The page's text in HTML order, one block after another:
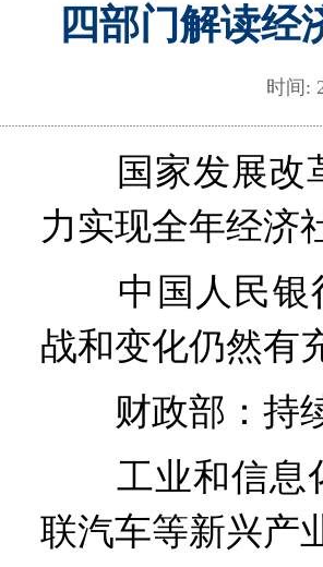
四部门解读经
时间:
国家发展改革
力实现全年经济
中国人民银
战和变化仍然有
财政部：持续
工业和信息化
联汽车等新兴产